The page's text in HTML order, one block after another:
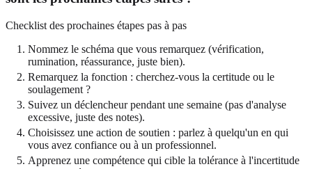
Checklist des prochaines étapes pas à pas
Nommez le schéma que vous remarquez (vérification,
rumination, réassurance, juste bien).
Remarquez la fonction : cherchez-vous la certitude ou le
soulagement ?
Suivez un déclencheur pendant une semaine (pas d'analyse
excessive, juste des notes).
Choisissez une action de soutien : parlez à quelqu'un en qui
vous avez confiance ou à un professionnel.
Apprenez une compétence qui cible la tolérance à l'incertitude